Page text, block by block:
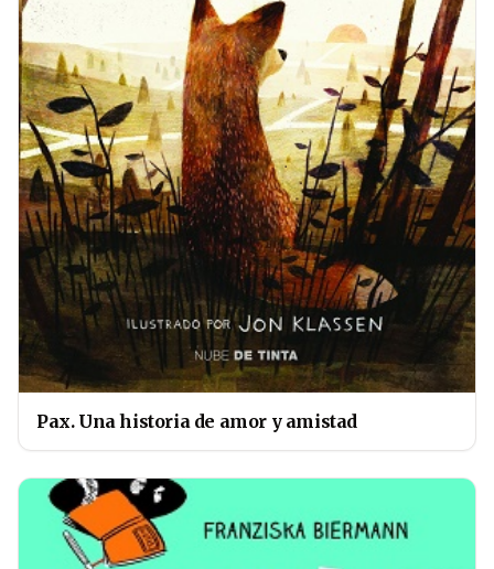
Pax. Una historia de amor y amistad